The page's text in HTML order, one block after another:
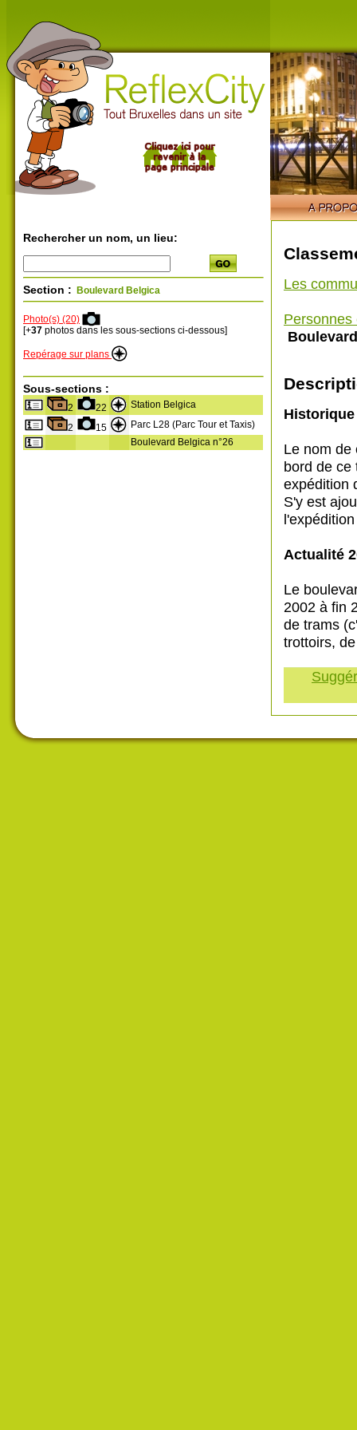
Rechercher un nom, un lieu:
Section : Boulevard Belgica
Photo(s) (20)
[+37 photos dans les sous-sections ci-dessous]
Repérage sur plans
Sous-sections :
2 22 Station Belgica
2 15
Parc L28 (Parc Tour et Taxis)
Boulevard Belgica n°26
Les
Personnes
Historique
Le nom de
bord de
expédition
S'y est
Actualité
Le
2002 à fin
de trams
trottoirs,